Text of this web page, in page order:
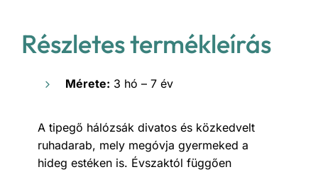
Részletes termékleírás
Mérete: 3 hó – 7 év
A tipegő hálózsák divatos és közkedvelt
ruhadarab, mely megóvja gyermeked a
hideg estéken is. Évszaktól függően